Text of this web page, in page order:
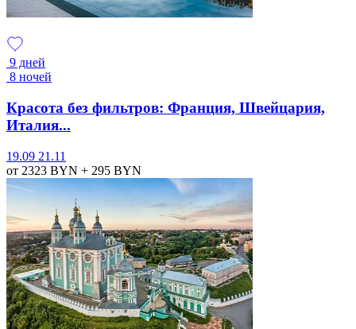
9 дней
8 ночей
Красота без фильтров: Франция, Швейцария,
Италия...
19.09 21.11
от 2323 BYN + 295 BYN